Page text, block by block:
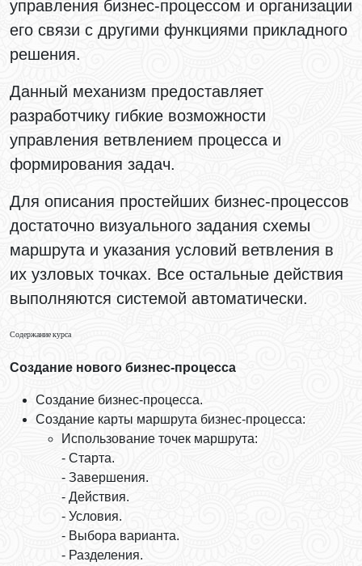
управления бизнес-процессом и организации
его связи с другими функциями прикладного
решения.
Данный механизм предоставляет
разработчику гибкие возможности
управления ветвлением процесса и
формирования задач.
Для описания простейших бизнес-процессов
достаточно визуального задания схемы
маршрута и указания условий ветвления в
их узловых точках. Все остальные действия
выполняются системой автоматически.
Содержание курса
Создание нового бизнес-процесса
Создание бизнес-процесса.
Создание карты маршрута бизнес-процесса:
Использование точек маршрута:
- Старта.
- Завершения.
- Действия.
- Условия.
- Выбора варианта.
- Разделения.